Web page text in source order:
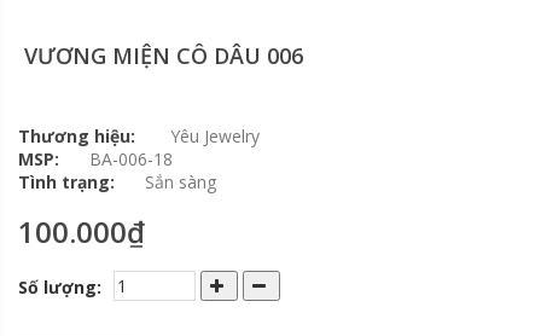
VƯƠNG MIỆN CÔ DÂU 006
Thương hiệu:
Yêu Jewelry
MSP:
BA-006-18
Tình trạng:
Sắn sàng
100.000₫
Số lượng: